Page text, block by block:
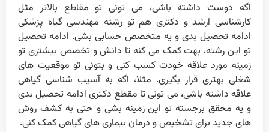
اگه دوست داشته باشی، می تونی تو مقاطع بالاتر مثل
کارشناسی ارشد و دکتری هم تو رشته مهندسی گیاه پزشکی
ادامه تحصیل بدی و یه متخصص حسابی بشی. ادامه تحصیل
تو این رشته، بهت کمک می کنه تا دانش و تخصص بیشتری تو
زمینه مورد علاقه خودت کسب کنی و بتونی تو موقعیت های
شغلی بهتری قرار بگیری. مثلا، اگه به آسیب شناسی گیاهی
علاقه داشته باشی، می تونی تا مقطع دکتری ادامه تحصیل بدی
و یه محقق برجسته تو این زمینه بشی و حتی به کشف روش
های جدید برای تشخیص و درمان بیماری های گیاهی کمک کنی.